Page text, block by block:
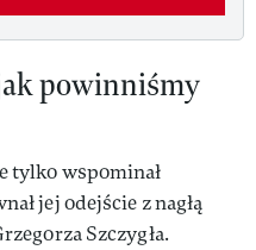
powinniśmy
tylko wspominał
jej odejście z nagłą
Szczygła.